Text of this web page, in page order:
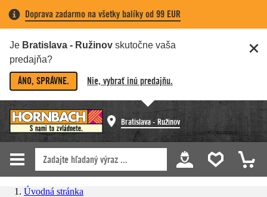
Doprava zadarmo na všetky balíky od 99 EUR
Je Bratislava - Ružinov skutočne vaša
predajňa?
ÁNO, SPRÁVNE. Nie, vybrať inú predajňu.
Bratislava - Ružinov
Úvodná stránka